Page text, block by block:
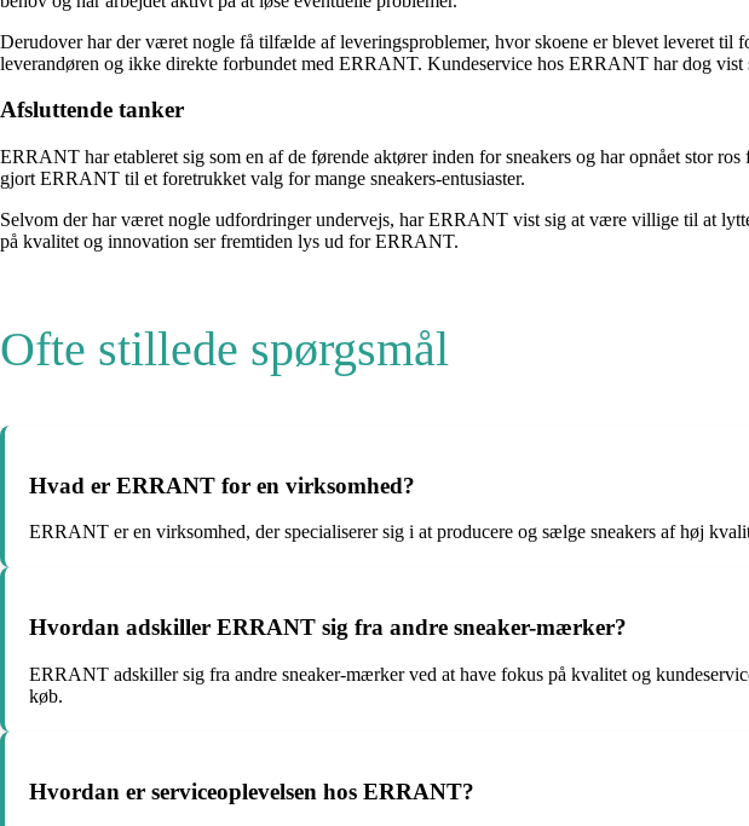
Derudover har der været nogle få tilfælde af leveringsproblemer, hvor skoene er blevet leveret
leverandøren og ikke direkte forbundet med ERRANT. Kundeservice hos ERRANT har dog
Afsluttende tanker
ERRANT har etableret sig som en af de førende aktører inden for sneakers og har opnået stor
gjort ERRANT til et foretrukket valg for mange sneakers-entusiaster.
Selvom der har været nogle udfordringer undervejs, har ERRANT vist sig at være villige til at
på kvalitet og innovation ser fremtiden lys ud for ERRANT.
Ofte stillede spørgsmål
Hvad er ERRANT for en virksomhed?
ERRANT er en virksomhed, der specialiserer sig i at producere og sælge sneakers af høj
Hvordan adskiller ERRANT sig fra andre sneaker-mærker?
ERRANT adskiller sig fra andre sneaker-mærker ved at have fokus på kvalitet og
køb.
Hvordan er serviceoplevelsen hos ERRANT?